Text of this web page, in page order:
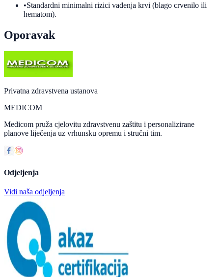
•Standardni minimalni rizici vađenja krvi (blago crvenilo ili
hematom).
Oporavak
Privatna zdravstvena ustanova
MEDICOM
Medicom pruža cjelovitu zdravstvenu zaštitu i personalizirane
planove liječenja uz vrhunsku opremu i stručni tim.
Odjeljenja
Vidi naša odjeljenja